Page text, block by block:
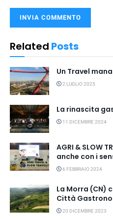
Related Posts
Un Travel
2 LUGLIO 2025
La rinascita
11 DICEMBRE 2024
AGRI & SLOW
anche con i
6 FEBBRAIO 2024
La Morra (CN)
Città
20 DICEMBRE 2023